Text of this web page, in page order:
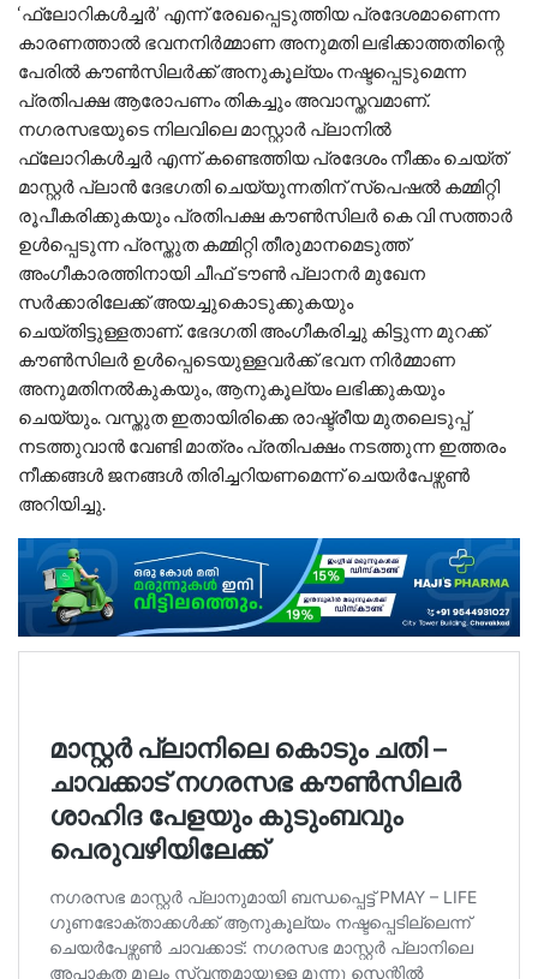
‘ഫ്ലോറികൾച്ചർ’ എന്ന് രേഖപ്പെടുത്തിയ പ്രദേശമാണെന്ന
കാരണത്താൽ ഭവനനിർമ്മാണ അനുമതി ലഭിക്കാത്തതിന്റെ
പേരിൽ കൗൺസിലർക്ക് അനുകൂല്യം നഷ്ടപ്പെടുമെന്ന
പ്രതിപക്ഷ ആരോപണം തികച്ചും അവാസ്തവമാണ്.
നഗരസഭയുടെ നിലവിലെ മാസ്റ്റാർ പ്ലാനിൽ
ഫ്ലോറികൾച്ചർ എന്ന് കണ്ടെത്തിയ പ്രദേശം നീക്കം ചെയ്ത്
മാസ്റ്റർ പ്ലാൻ ദേഭഗതി ചെയ്യുന്നതിന് സ്പെഷൽ കമ്മിറ്റി
രൂപീകരിക്കുകയും പ്രതിപക്ഷ കൗൺസിലർ കെ വി സത്താർ
ഉൾപ്പെടുന്ന പ്രസ്തുത കമ്മിറ്റി തീരുമാനമെടുത്ത്
അംഗീകാരത്തിനായി ചീഫ് ടൗൺ പ്ലാനർ മുഖേന
സർക്കാരിലേക്ക് അയച്ചുകൊടുക്കുകയും
ചെയ്തിട്ടുള്ളതാണ്. ഭേദഗതി അംഗീകരിച്ചു കിട്ടുന്ന മുറക്ക്
കൗൺസിലർ ഉൾപ്പെടെയുള്ളവർക്ക് ഭവന നിർമ്മാണ
അനുമതിനൽകുകയും, ആനുകൂല്യം ലഭിക്കുകയും
ചെയ്യും. വസ്തുത ഇതായിരിക്കെ രാഷ്ട്രീയ മുതലെടുപ്പ്
നടത്തുവാൻ വേണ്ടി മാത്രം പ്രതിപക്ഷം നടത്തുന്ന ഇത്തരം
നീക്കങ്ങൾ ജനങ്ങൾ തിരിച്ചറിയണമെന്ന് ചെയർപേഴ്സൺ
അറിയിച്ചു.